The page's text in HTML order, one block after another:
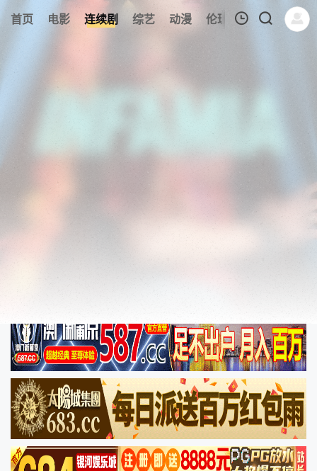
首页 电影 连续剧 综艺 动漫 伦理片 今日更新
174